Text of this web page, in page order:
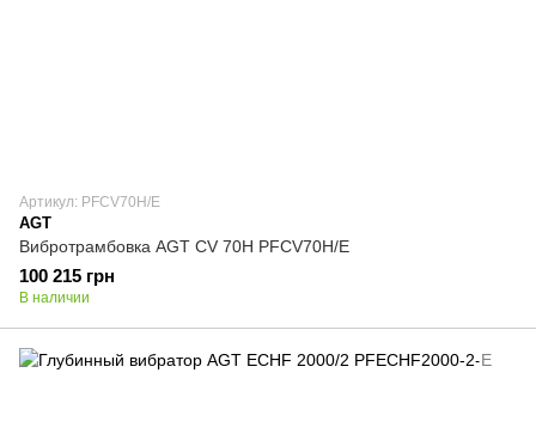
Артикул: PFCV70H/E
AGT
Вибротрамбовка AGT СV 70H PFCV70H/E
100 215 грн
В наличии